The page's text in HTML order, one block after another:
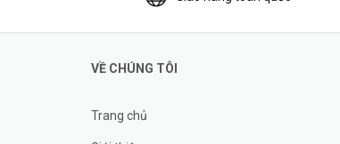
VỀ CHÚNG TÔI
Trang chủ